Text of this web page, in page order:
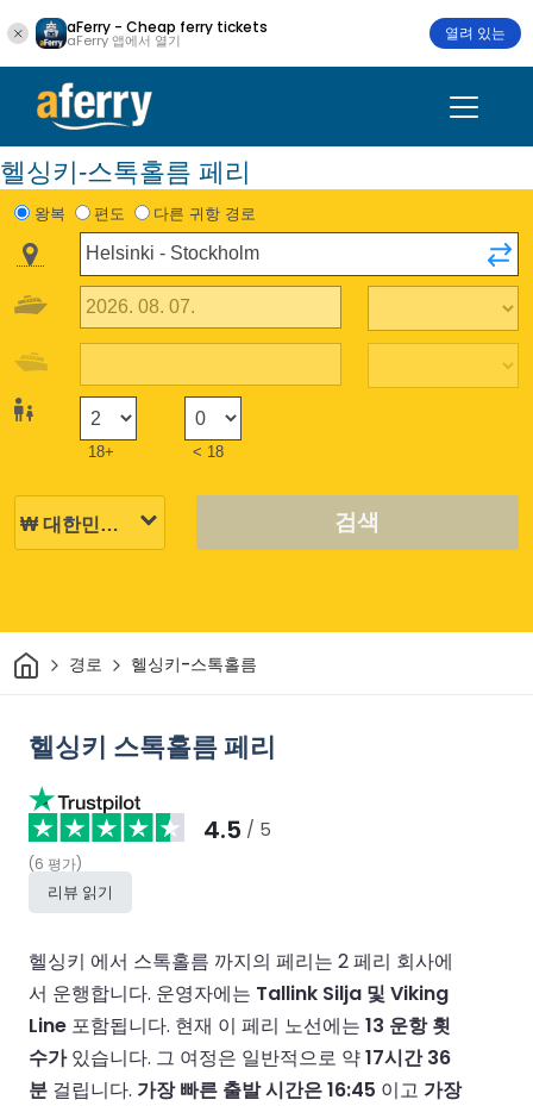
aFerry - Cheap ferry tickets
aFerry 앱에서 열기 열려 있는
헬싱키-스톡홀름 페리
왕복 편도 다른 귀항 경로
18+ < 18
검색
집 경로 헬싱키-스톡홀름
헬싱키 스톡홀름 페리
4.5 / 5
(6 평가)
리뷰 읽기
헬싱키 에서 스톡홀름 까지의 페리는 2 페리 회사에
서 운행합니다. 운영자에는 Tallink Silja 및 Viking
Line 포함됩니다. 현재 이 페리 노선에는 13 운항 횟
수가있습니다. 그 여정은 일반적으로 약17시간 36
분 걸립니다. 가장 빠른 출발 시간은 16:45 이고 가장